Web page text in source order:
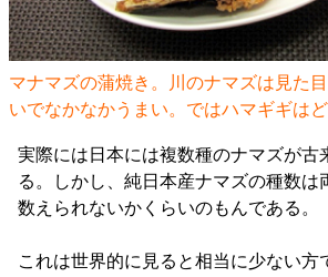
マナマズの蒲焼き。
川のナマズは見た
いでなかなかうまい。ではハマギギは
実際には日本には複数種のナマズが古
る。しかし、純日本産ナマズの種数は
数えられないかくらいのもんである。
これは世界的に見ると相当に少ない方